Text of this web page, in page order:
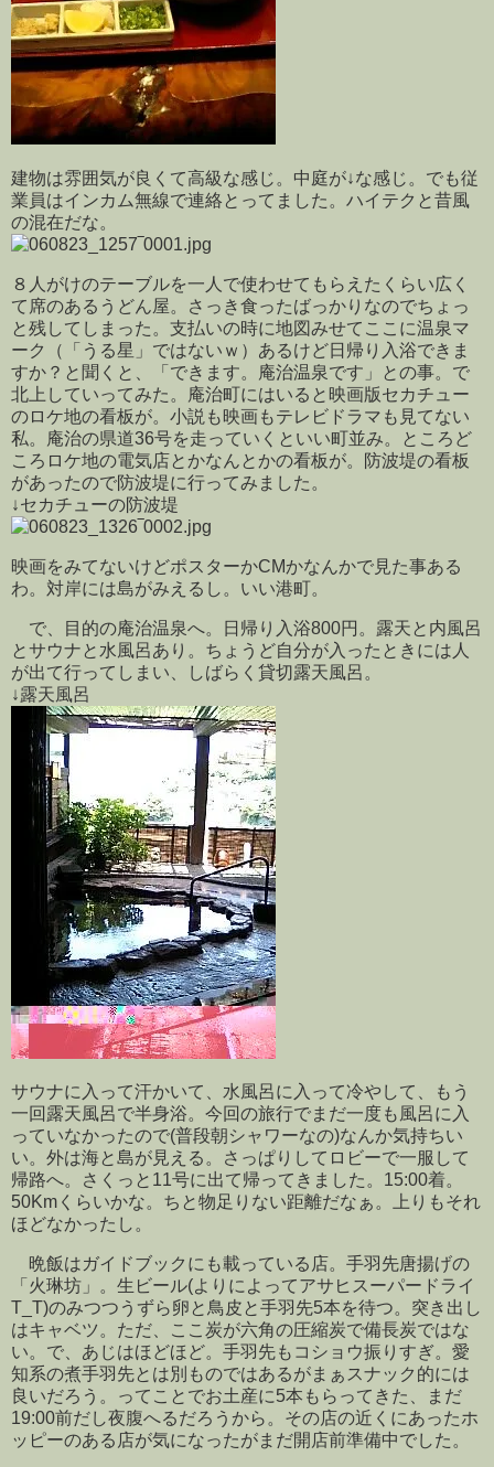
建物は雰囲気が良くて高級な感じ。中庭が↓な感じ。でも従
業員はインカム無線で連絡とってました。ハイテクと昔風
の混在だな。
８人がけのテーブルを一人で使わせてもらえたくらい広く
て席のあるうどん屋。さっき食ったばっかりなのでちょっ
と残してしまった。支払いの時に地図みせてここに温泉マ
ーク（「うる星」ではないｗ）あるけど日帰り入浴できま
すか？と聞くと、「できます。庵治温泉です」との事。で
北上していってみた。庵治町にはいると映画版セカチュー
のロケ地の看板が。小説も映画もテレビドラマも見てない
私。庵治の県道36号を走っていくといい町並み。ところど
ころロケ地の電気店とかなんとかの看板が。防波堤の看板
があったので防波堤に行ってみました。
↓セカチューの防波堤
映画をみてないけどポスターかCMかなんかで見た事ある
わ。対岸には島がみえるし。いい港町。
で、目的の庵治温泉へ。日帰り入浴800円。露天と内風呂
とサウナと水風呂あり。ちょうど自分が入ったときには人
が出て行ってしまい、しばらく貸切露天風呂。
↓露天風呂
サウナに入って汗かいて、水風呂に入って冷やして、もう
一回露天風呂で半身浴。今回の旅行でまだ一度も風呂に入
っていなかったので(普段朝シャワーなの)なんか気持ちい
い。外は海と島が見える。さっぱりしてロビーで一服して
帰路へ。さくっと11号に出て帰ってきました。15:00着。
50Kmくらいかな。ちと物足りない距離だなぁ。上りもそれ
ほどなかったし。
晩飯はガイドブックにも載っている店。手羽先唐揚げの
「火琳坊」。生ビール(よりによってアサヒスーパードライ
T_T)のみつつうずら卵と鳥皮と手羽先5本を待つ。突き出し
はキャベツ。ただ、ここ炭が六角の圧縮炭で備長炭ではな
い。で、あじはほどほど。手羽先もコショウ振りすぎ。愛
知系の煮手羽先とは別ものではあるがまぁスナック的には
良いだろう。ってことでお土産に5本もらってきた、まだ
19:00前だし夜腹へるだろうから。その店の近くにあったホ
ッピーのある店が気になったがまだ開店前準備中でした。